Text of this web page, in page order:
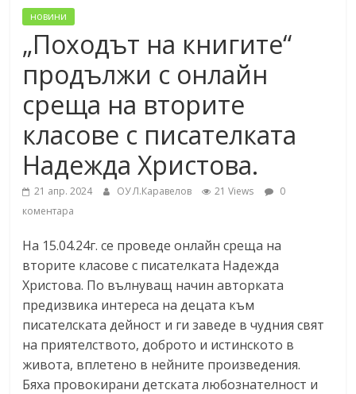
новини
„Походът на книгите“
продължи с онлайн
среща на вторите
класове с писателката
Надежда Христова.
21 апр. 2024 ОУ Л.Каравелов 21 Views
0
коментара
На 15.04.24г. се проведе онлайн среща на
вторите класове с писателката Надежда
Христова. По вълнуващ начин авторката
предизвика интереса на децата към
писателската дейност и ги заведе в чудния свят
на приятелството, доброто и истинското в
живота, вплетено в нейните произведения.
Бяха провокирани детската любознателност и